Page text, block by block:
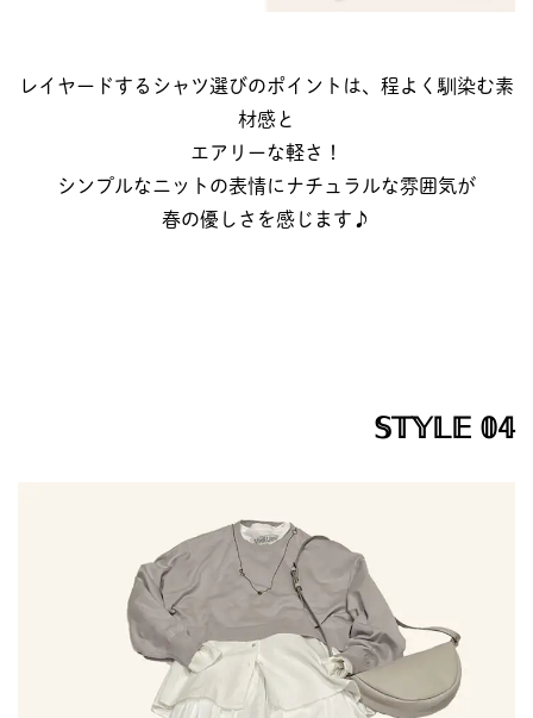
レイヤードするシャツ選びのポイントは、程よく馴染む素
材感と
エアリーな軽さ！
シンプルなニットの表情にナチュラルな雰囲気が
春の優しさを感じます♪
𝕊𝕋𝕐𝕃𝔼 𝟘𝟜